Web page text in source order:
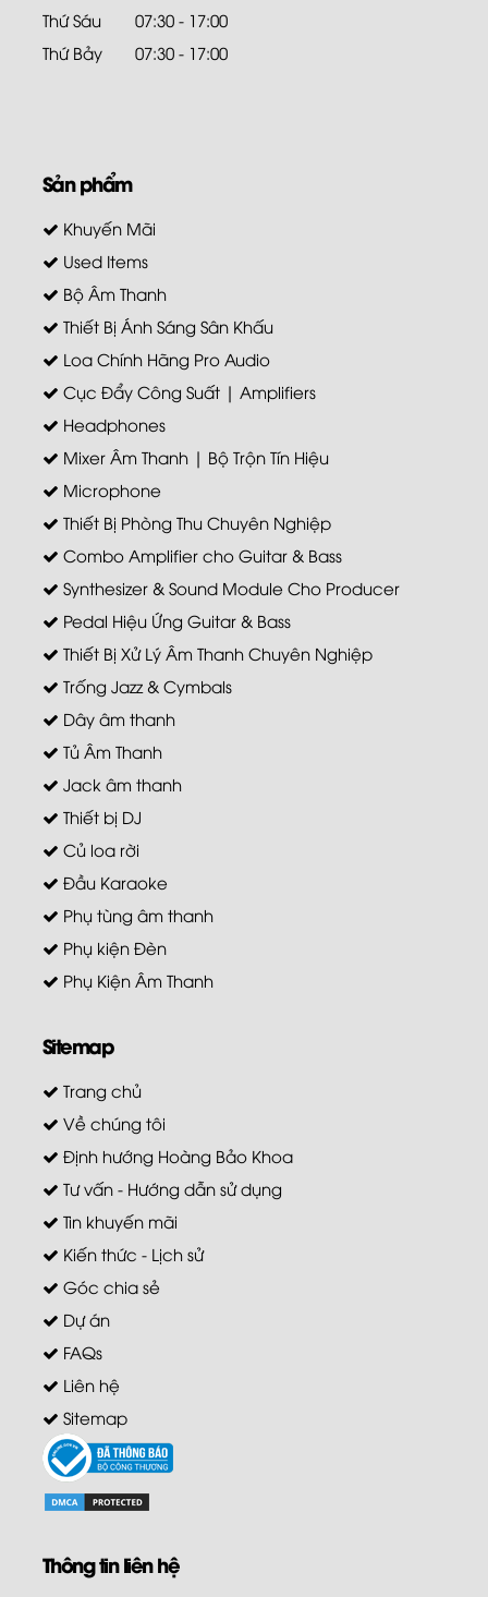
Thứ Sáu
07:30 - 17:00
Thứ Bảy
07:30 - 17:00
Sản phẩm
Khuyến Mãi
Used Items
Bộ Âm Thanh
Thiết Bị Ánh Sáng Sân Khấu
Loa Chính Hãng Pro Audio
Cục Đẩy Công Suất | Amplifiers
Headphones
Mixer Âm Thanh | Bộ Trộn Tín Hiệu
Microphone
Thiết Bị Phòng Thu Chuyên Nghiệp
Combo Amplifier cho Guitar & Bass
Synthesizer & Sound Module Cho Producer
Pedal Hiệu Ứng Guitar & Bass
Thiết Bị Xử Lý Âm Thanh Chuyên Nghiệp
Trống Jazz & Cymbals
Dây âm thanh
Tủ Âm Thanh
Jack âm thanh
Thiết bị DJ
Củ loa rời
Đầu Karaoke
Phụ tùng âm thanh
Phụ kiện Đèn
Phụ Kiện Âm Thanh
Sitemap
Trang chủ
Về chúng tôi
Định hướng Hoàng Bảo Khoa
Tư vấn - Hướng dẫn sử dụng
Tin khuyến mãi
Kiến thức - Lịch sử
Góc chia sẻ
Dự án
FAQs
Liên hệ
Sitemap
Thông tin liên hệ